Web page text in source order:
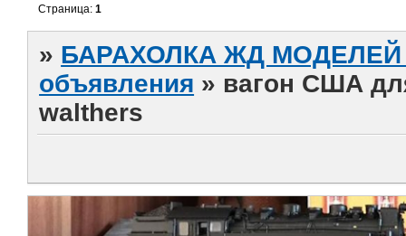
Страница:1
» БАРАХОЛКА ЖД МОДЕЛЕЙ
объявления » вагон США
walthers